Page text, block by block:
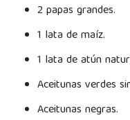
2 papas grandes.
1 lata de maíz.
1 lata de atún
Aceitunas verdes
Aceitunas negras.